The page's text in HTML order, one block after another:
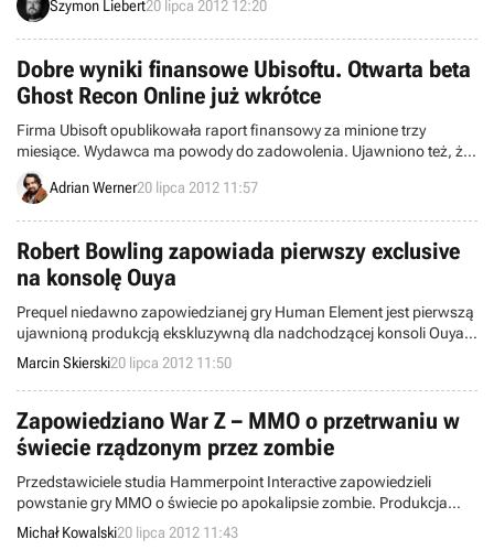
Szymon Liebert20 lipca 2012 12:20
Dobre wyniki finansowe Ubisoftu. Otwarta beta
Ghost Recon Online już wkrótce
Firma Ubisoft opublikowała raport finansowy za minione trzy
miesiące. Wydawca ma powody do zadowolenia. Ujawniono też, że
otwarta beta Ghost Recon Online ruszy już wkrótce.
Adrian Werner20 lipca 2012 11:57
Robert Bowling zapowiada pierwszy exclusive
na konsolę Ouya
Prequel niedawno zapowiedzianej gry Human Element jest pierwszą
ujawnioną produkcją ekskluzywną dla nadchodzącej konsoli Ouya.
Pracuje nad nią studio Robotoki założone przez Roberta Bowlinga -
człowieka zajmującego się do niedawna promocją serii Call of Duty.
Marcin Skierski20 lipca 2012 11:50
Zapowiedziano War Z – MMO o przetrwaniu w
świecie rządzonym przez zombie
Przedstawiciele studia Hammerpoint Interactive zapowiedzieli
powstanie gry MMO o świecie po apokalipsie zombie. Produkcja
będzie nosić tytuł War Z i duży nacisk zostanie w niej położony na
interakcje z innymi graczami, realizm świata oraz ogromne,
Michał Kowalski20 lipca 2012 11:43